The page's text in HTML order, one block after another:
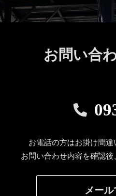
お問い合
お電話の方はお掛け間違
お問い合わせ内容を確認
メー